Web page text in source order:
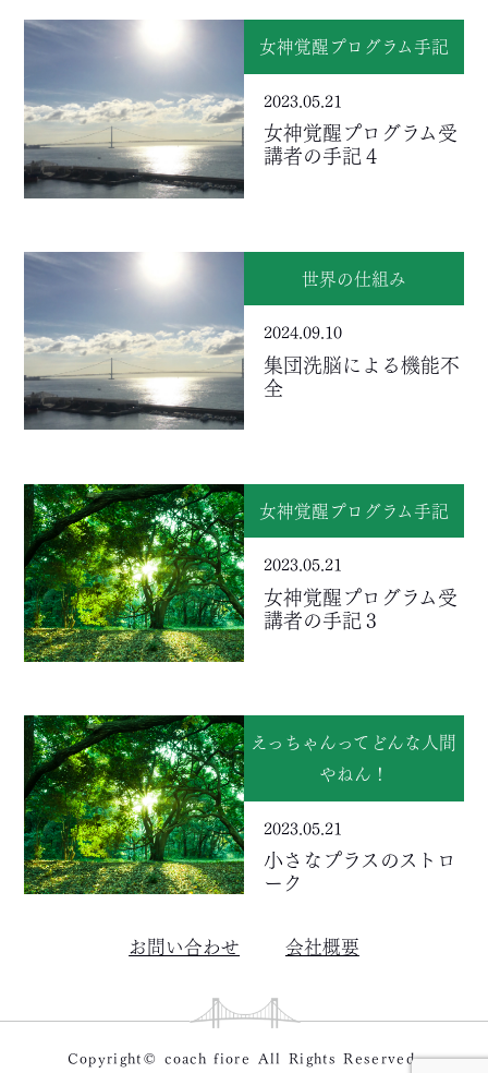
女神覚醒プログラム手記
2023.05.21
女神覚醒プログラム受
講者の手記４
世界の仕組み
2024.09.10
集団洗脳による機能不
全
女神覚醒プログラム手記
2023.05.21
女神覚醒プログラム受
講者の手記３
えっちゃんってどんな人間
やねん！
2023.05.21
小さなプラスのストロ
ーク
お問い合わせ 会社概要
Copyright© coach fiore All Rights Reserved.